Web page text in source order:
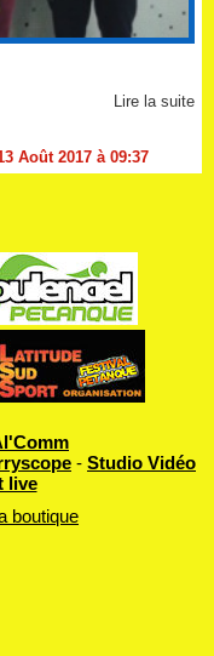
Lire la suite
Août 2017 à 09:37
- Studio Vidéo
live
boutique